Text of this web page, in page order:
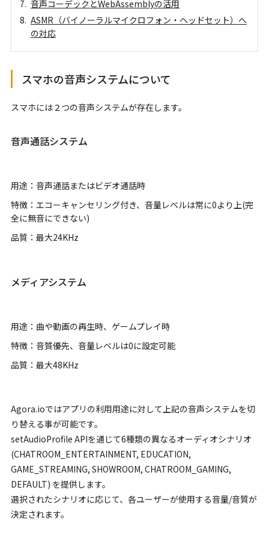
音声コーデックとWebAssemblyの活用
ASMR（バイノーラルマイクロフォン・ヘッドセット）へ
の対応
スマホの音声システムについて
スマホには２つの音声システムが存在します。
音声通話システム
用途：音声通話またはビデオ通話時
特徴：エコーキャンセリング付き、音量レベルは常に0より上(完
全に無音にできない)
品質：最大24KHz
メディアシステム
用途：曲や動画の再生時、ゲームプレイ時
特徴：音質優先、音量レベルは0に設定可能
品質：最大48KHz
Agora.ioではアプリの利用用途に対して上記の音声システムを切
り替える事が可能です。
setAudioProfile APIを通じて6種類の異なるオーディオシナリオ
(CHATROOM_ENTERTAINMENT, EDUCATION,
GAME_STREAMING, SHOWROOM, CHATROOM_GAMING,
DEFAULT) を提供します。
選択されたシナリオに応じて、各ユーザーが使用する音量/音質が
決定されます。